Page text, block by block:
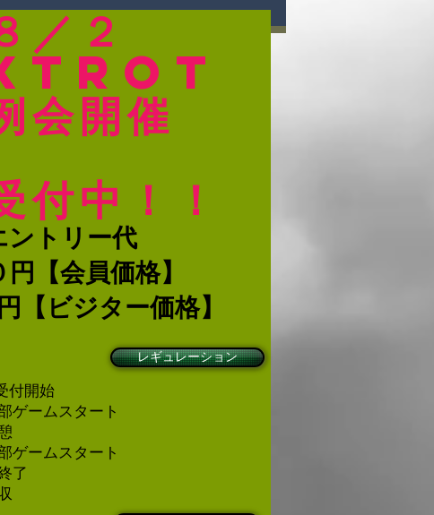
／２
会​開催
付中！！
ントリー代
円【会員価格】
【ビジター価格】
付開始
ゲームスタート
ゲームスタート
了
レギュレーション